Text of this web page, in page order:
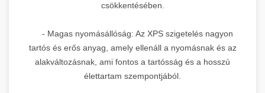
csökkentésében.
- Magas nyomásállóság: Az XPS szigetelés nagyon
tartós és erős anyag, amely ellenáll a nyomásnak és az
alakváltozásnak, ami fontos a tartósság és a hosszú
élettartam szempontjából.